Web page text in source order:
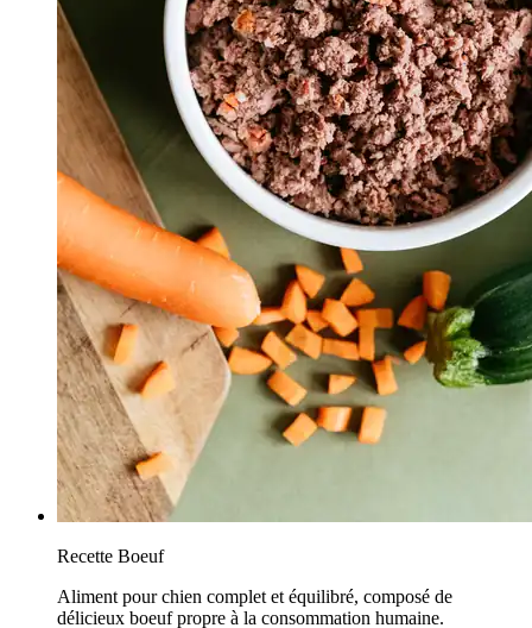
Recette Boeuf
Aliment pour chien complet et équilibré, composé de
délicieux boeuf propre à la consommation humaine.